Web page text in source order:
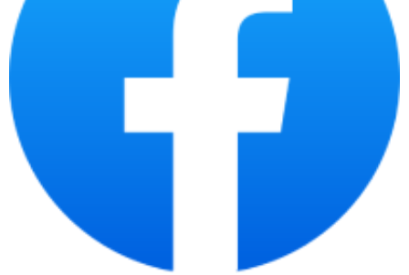
Màn hình full HD, tần số quét tới 144Hz
Màn hình 15.6 inch Full HD của laptop Lenovo LOQ 15IRX9
83DV0092VN, với độ phân giải 1920x1080, tạo ra hình ảnh chất